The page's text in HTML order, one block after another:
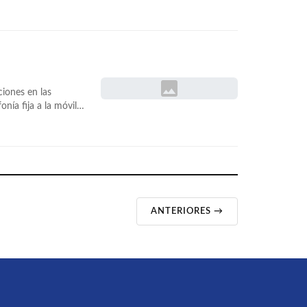
de
rumor».. y
en las
fija a la móvil,
Internet
ANTERIORES →